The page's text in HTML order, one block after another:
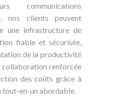
communications
nos clients peuvent
une infrastructure de
fiable et sécurisée,
de la productivité
collaboration renforcée
des coûts grâce à
tout-en-un abordable.